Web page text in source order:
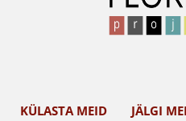
KÜLASTA MEID JÄLGI